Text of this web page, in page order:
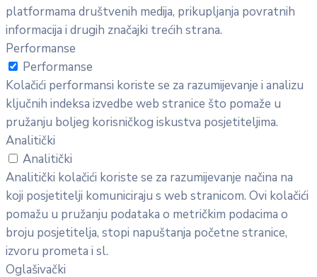
platformama društvenih medija, prikupljanja povratnih
informacija i drugih značajki trećih strana.
Performanse
Performanse
Kolačići performansi koriste se za razumijevanje i analizu
ključnih indeksa izvedbe web stranice što pomaže u
pružanju boljeg korisničkog iskustva posjetiteljima.
Analitički
Analitički
Analitički kolačići koriste se za razumijevanje načina na
koji posjetitelji komuniciraju s web stranicom. Ovi kolačići
pomažu u pružanju podataka o metričkim podacima o
broju posjetitelja, stopi napuštanja početne stranice,
izvoru prometa i sl.
Oglašivački